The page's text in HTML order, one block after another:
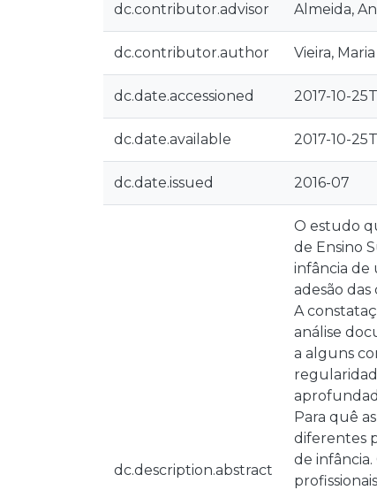
dc.contributor.advisor Almeida,
dc.contributor.author Vieira,
dc.date.accessioned 2017-10-
dc.date.available 2017-10-
dc.date.issued 2016-07
dc.description.abstract
O estudo
de Ensino
infância de
adesão
A
análise
a alguns
Para quê
diferentes
de